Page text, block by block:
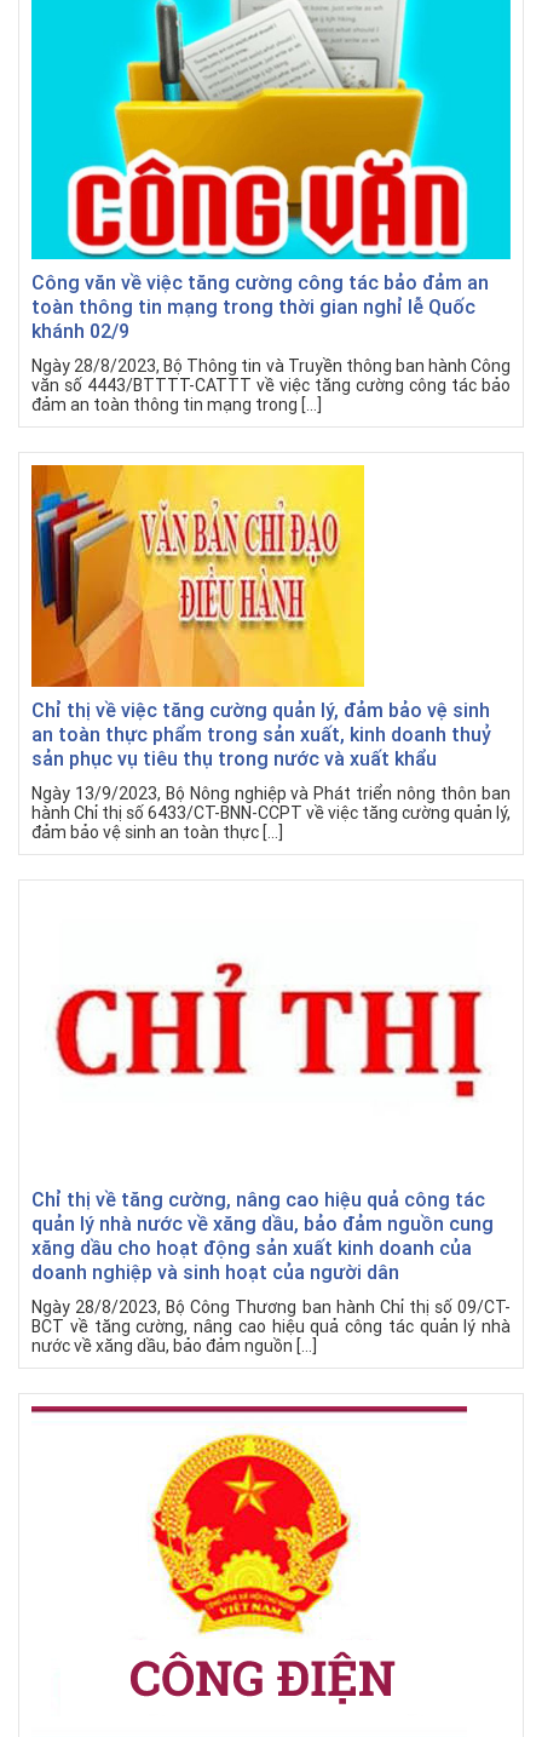
Công văn về việc tăng cường công tác bảo đảm an
toàn thông tin mạng trong thời gian nghỉ lễ Quốc
khánh 02/9
Ngày 28/8/2023, Bộ Thông tin và Truyền thông ban hành Công
văn số 4443/BTTTT-CATTT về việc tăng cường công tác bảo
đảm an toàn thông tin mạng trong […]
Chỉ thị về việc tăng cường quản lý, đảm bảo vệ sinh
an toàn thực phẩm trong sản xuất, kinh doanh thuỷ
sản phục vụ tiêu thụ trong nước và xuất khẩu
Ngày 13/9/2023, Bộ Nông nghiệp và Phát triển nông thôn ban
hành Chỉ thị số 6433/CT-BNN-CCPT về việc tăng cường quản lý,
đảm bảo vệ sinh an toàn thực […]
Chỉ thị về tăng cường, nâng cao hiệu quả công tác
quản lý nhà nước về xăng dầu, bảo đảm nguồn cung
xăng dầu cho hoạt động sản xuất kinh doanh của
doanh nghiệp và sinh hoạt của người dân
Ngày 28/8/2023, Bộ Công Thương ban hành Chỉ thị số 09/CT-
BCT về tăng cường, nâng cao hiệu quả công tác quản lý nhà
nước về xăng dầu, bảo đảm nguồn […]